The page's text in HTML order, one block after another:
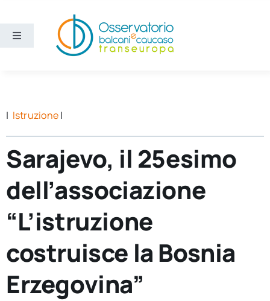
contenuto
Toggle
Ricerca e divulgazione
Sezioni
Chi siamo
Cerca
per:
| Istruzione|
Sarajevo, il 25esimo
dell’associazione
“L’istruzione
costruisce la Bosnia
Erzegovina”